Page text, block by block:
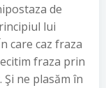
de
lui
care caz fraza
fraza prin
ne plasăm în